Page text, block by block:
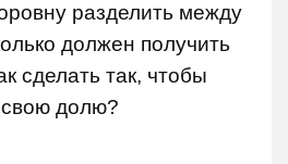
разделить между
должен получить
сделать так, чтобы
долю?